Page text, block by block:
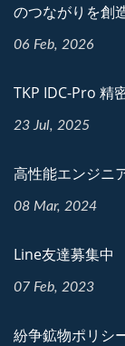
のつながりを創
06 Feb, 2026
TKP IDC-Pro 精
23 Jul, 2025
高性能エンジニ
08 Mar, 2024
Line友達募集中
07 Feb, 2023
紛争鉱物ポリシ